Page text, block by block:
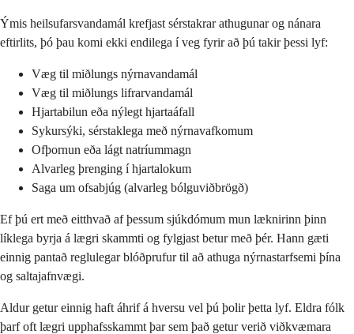
Ýmis heilsufarsvandamál krefjast sérstakrar athugunar og nánara
eftirlits, þó þau komi ekki endilega í veg fyrir að þú takir þessi lyf:
Væg til miðlungs nýrnavandamál
Væg til miðlungs lifrarvandamál
Hjartabilun eða nýlegt hjartaáfall
Sykursýki, sérstaklega með nýrnavafkomum
Ofþornun eða lágt natríummagn
Alvarleg þrenging í hjartalokum
Saga um ofsabjúg (alvarleg bólguviðbrögð)
Ef þú ert með eitthvað af þessum sjúkdómum mun læknirinn þinn
líklega byrja á lægri skammti og fylgjast betur með þér. Hann gæti
einnig pantað reglulegar blóðprufur til að athuga nýrnastarfsemi þína
og saltajafnvægi.
Aldur getur einnig haft áhrif á hversu vel þú þolir þetta lyf. Eldra fólk
þarf oft lægri upphafsskammt þar sem það getur verið viðkvæmara